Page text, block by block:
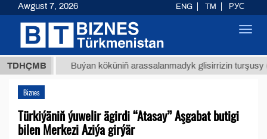
TDHÇMBBuýan köküniň arassalanmadyk glisirrizin turşusy (t.)
Biznes
Türkiýäniň ýuwelir ägirdi “Atasay” Aşgabat butigi
bilen Merkezi Aziýa girýär
Awgust 7, 2026 ENG TM РУС